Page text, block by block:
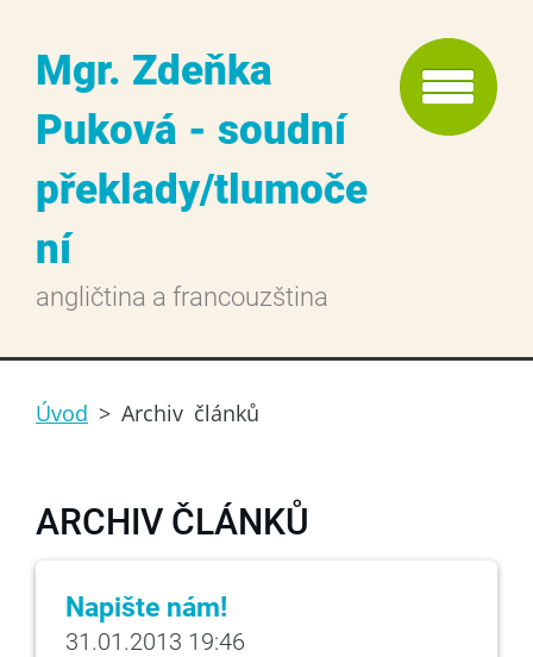
Mgr. Zdeňka
Puková - soudní
překlady/tlumoče
ní
angličtina a francouzština
Úvod > Archiv článků
ARCHIV ČLÁNKŮ
Napište nám!
31.01.2013 19:46